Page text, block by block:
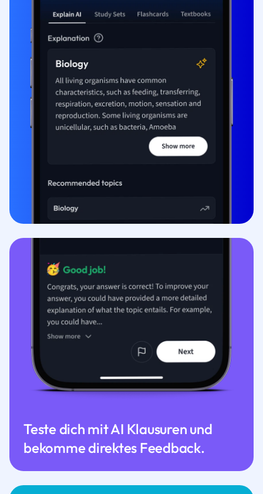
Teste dich mit AI Klausuren und
bekomme direktes Feedback.